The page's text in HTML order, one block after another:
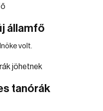
államfő
volt.
tanórák